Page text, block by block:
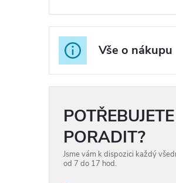
Vše o nákupu
POTŘEBUJETE
PORADIT?
Jsme vám k dispozici každý
od 7 do 17 hod.